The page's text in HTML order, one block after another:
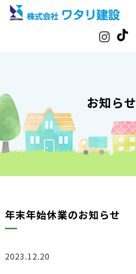
お知らせ
年末年始休業のお知らせ
2023.12.20